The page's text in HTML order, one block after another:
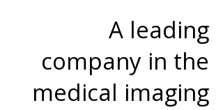
A leading
company in the
medical imaging